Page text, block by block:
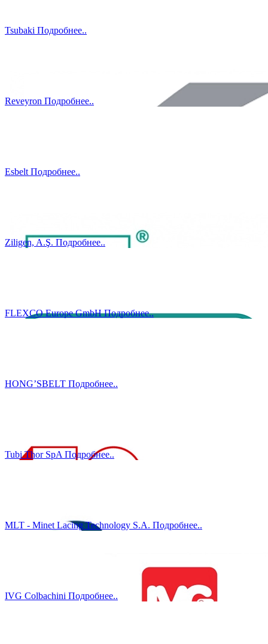
Tsubaki Подробнеe..
Reveyron Подробнеe..
Esbelt Подробнеe..
Ziligen, A.Ş. Подробнеe..
FLEXCO Europe GmbHПодробнеe..
HONG’SBELT Подробнеe..
Tubi Thor SpA Подробнеe..
MLT - Minet Lacing Technology S.A. Подробнеe..
IVG Colbachini Подробнеe..